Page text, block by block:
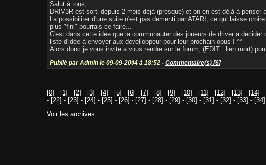
Salut à tous,
DRIV3R est sorti depuis 2 mois déjà (presque) et on en est déjà à penser
La possibiliter d'une suite n'est pas dementi par ATARI, ce qui laisse
plus "fini" pourrais ce faire...
C'est dans cette idee que la communauter des joueurs de driver a
liste d'idée à envoyer aux develloppeur pour leur prochain opus ! ^^
Alors donc je vous invite a vous rendre sur le forum, (EDIT : lien mort)
Publié par Admin le 09-09-2004 à 18:52 - Commentaire(s) [6]
[0] - [1] - [2] - [3] - [4] - [5] - [6] - [7] - [8] - [9] - [10] - [11] - [12] - [13] - [14] -
- [22] - [23] - [24] - [25] - [26] - [27] - [28] - [29] - [30] - [31] - [32] - [33] - [34]
Voir les archives